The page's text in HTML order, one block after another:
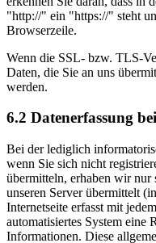
"http://" ein "https://" steht
Browserzeile.
Wenn die SSL- bzw. TLS-
Daten, die Sie an uns
werden.
6.2 Datenerfassung
Bei der lediglich
wenn Sie sich nicht
übermitteln, erhaben wir
unseren Server übermittelt
Internetseite erfasst mit
automatisiertes System eine
Informationen. Diese